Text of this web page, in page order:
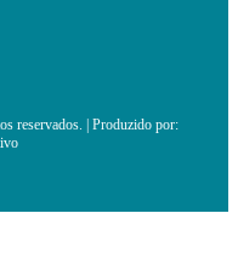
reservados. | Produzido por: